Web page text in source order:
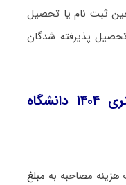
ثبت نام یا تحصیل
پذیرفته شدگان
هزینه ثبت نام مصاحبه دکتری ۱۴۰۴ دانشگاه
هزینه مصاحبه به مبلغ